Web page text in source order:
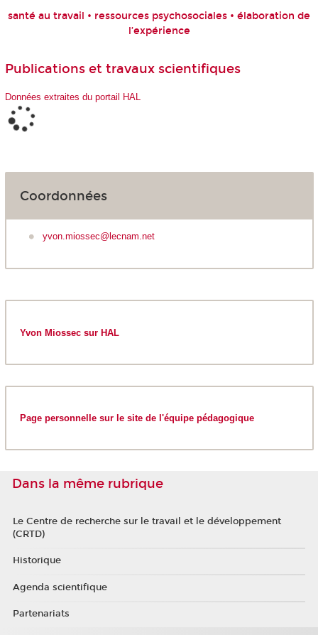
santé au travail • ressources psychosociales • élaboration de
l’expérience
Publications et travaux scientifiques
Données extraites du portail HAL
Coordonnées
yvon.miossec@lecnam.net
Yvon Miossec sur HAL
Page personnelle sur le site de l'équipe pédagogique
Dans la même rubrique
Le Centre de recherche sur le travail et le développement
(CRTD)
Historique
Agenda scientifique
Partenariats